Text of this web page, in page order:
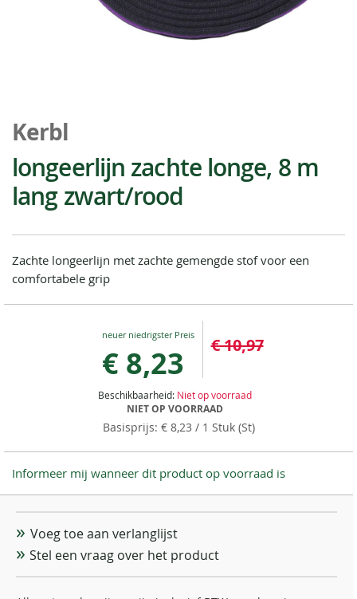
naar
het
begin
van
de
afbeeldingen-
gallerij
Kerbl
longeerlijn zachte longe, 8 m
lang zwart/rood
Zachte longeerlijn met zachte gemengde stof voor een
comfortabele grip
Special
€ 8,23 € 10,97
€ 8,23 / 1 Stuk (St)
Beschikbaarheid: Niet op voorraad
NIET OP VOORRAAD
Informeer mij wanneer dit product op voorraad is
Voeg toe aan verlanglijst
Stel een vraag over het product